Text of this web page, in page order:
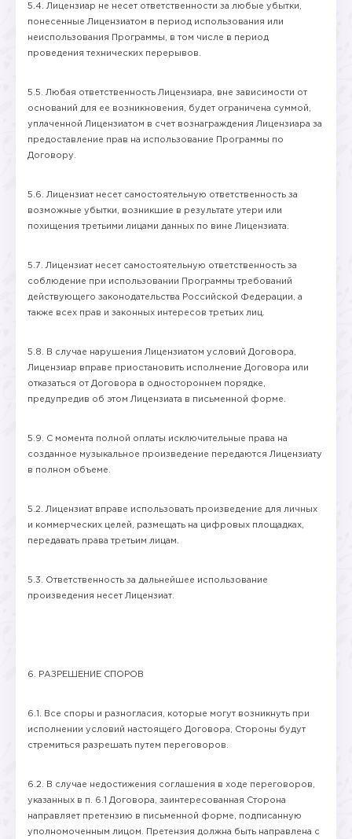
5.4. Лицензиар не несет ответственности за любые убытки,
понесенные Лицензиатом в период использования или
неиспользования Программы, в том числе в период
проведения технических перерывов.
5.5. Любая ответственность Лицензиара, вне зависимости от
оснований для ее возникновения, будет ограничена суммой,
уплаченной Лицензиатом в счет вознаграждения Лицензиара за
предоставление прав на использование Программы по
Договору.
5.6. Лицензиат несет самостоятельную ответственность за
возможные убытки, возникшие в результате утери или
похищения третьими лицами данных по вине Лицензиата.
5.7. Лицензиат несет самостоятельную ответственность за
соблюдение при использовании Программы требований
действующего законодательства Российской Федерации, а
также всех прав и законных интересов третьих лиц.
5.8. В случае нарушения Лицензиатом условий Договора,
Лицензиар вправе приостановить исполнение Договора или
отказаться от Договора в одностороннем порядке,
предупредив об этом Лицензиата в письменной форме.
5.9. С момента полной оплаты исключительные права на
созданное музыкальное произведение передаются Лицензиату
в полном объеме.
5.2. Лицензиат вправе использовать произведение для личных
и коммерческих целей, размещать на цифровых площадках,
передавать права третьим лицам.
5.3. Ответственность за дальнейшее использование
произведения несет Лицензиат.
6. РАЗРЕШЕНИЕ СПОРОВ
6.1. Все споры и разногласия, которые могут возникнуть при
исполнении условий настоящего Договора, Стороны будут
стремиться разрешать путем переговоров.
6.2. В случае недостижения соглашения в ходе переговоров,
указанных в п. 6.1 Договора, заинтересованная Сторона
направляет претензию в письменной форме, подписанную
уполномоченным лицом. Претензия должна быть направлена с